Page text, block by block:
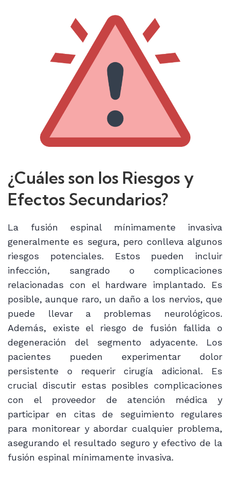
¿Cuáles son los Riesgos y
Efectos Secundarios?
La fusión espinal mínimamente invasiva
generalmente es segura, pero conlleva algunos
riesgos potenciales. Estos pueden incluir
infección, sangrado o complicaciones
relacionadas con el hardware implantado. Es
posible, aunque raro, un daño a los nervios, que
puede llevar a problemas neurológicos.
Además, existe el riesgo de fusión fallida o
degeneración del segmento adyacente. Los
pacientes pueden experimentar dolor
persistente o requerir cirugía adicional. Es
crucial discutir estas posibles complicaciones
con el proveedor de atención médica y
participar en citas de seguimiento regulares
para monitorear y abordar cualquier problema,
asegurando el resultado seguro y efectivo de la
fusión espinal mínimamente invasiva.